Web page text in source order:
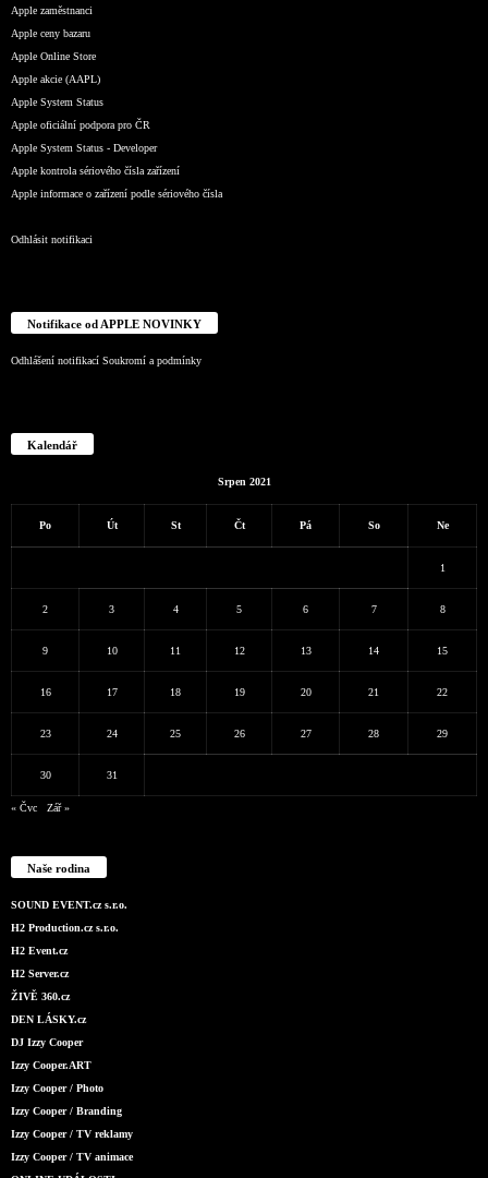
Apple zaměstnanci
Apple ceny bazaru
Apple Online Store
Apple akcie (AAPL)
Apple System Status
Apple oficiální podpora pro ČR
Apple System Status - Developer
Apple kontrola sériového čísla zařízení
Apple informace o zařízení podle sériového čísla
Odhlásit notifikaci
Notifikace od APPLE NOVINKY
Odhlášení notifikací Soukromí a podmínky
Kalendář
Srpen 2021
Po Út St Čt Pá So Ne
1
2 3 4 5 6 7 8
9 10 11 12 13 14 15
16 17 18 19 20 21 22
23 24 25 26 27 28 29
30 31
« Čvc Zář »
Naše rodina
SOUND EVENT.cz s.r.o.
H2 Production.cz s.r.o.
H2 Event.cz
H2 Server.cz
ŽIVĚ 360.cz
DEN LÁSKY.cz
DJ Izzy Cooper
Izzy Cooper.ART
Izzy Cooper / Photo
Izzy Cooper / Branding
Izzy Cooper / TV reklamy
Izzy Cooper / TV animace